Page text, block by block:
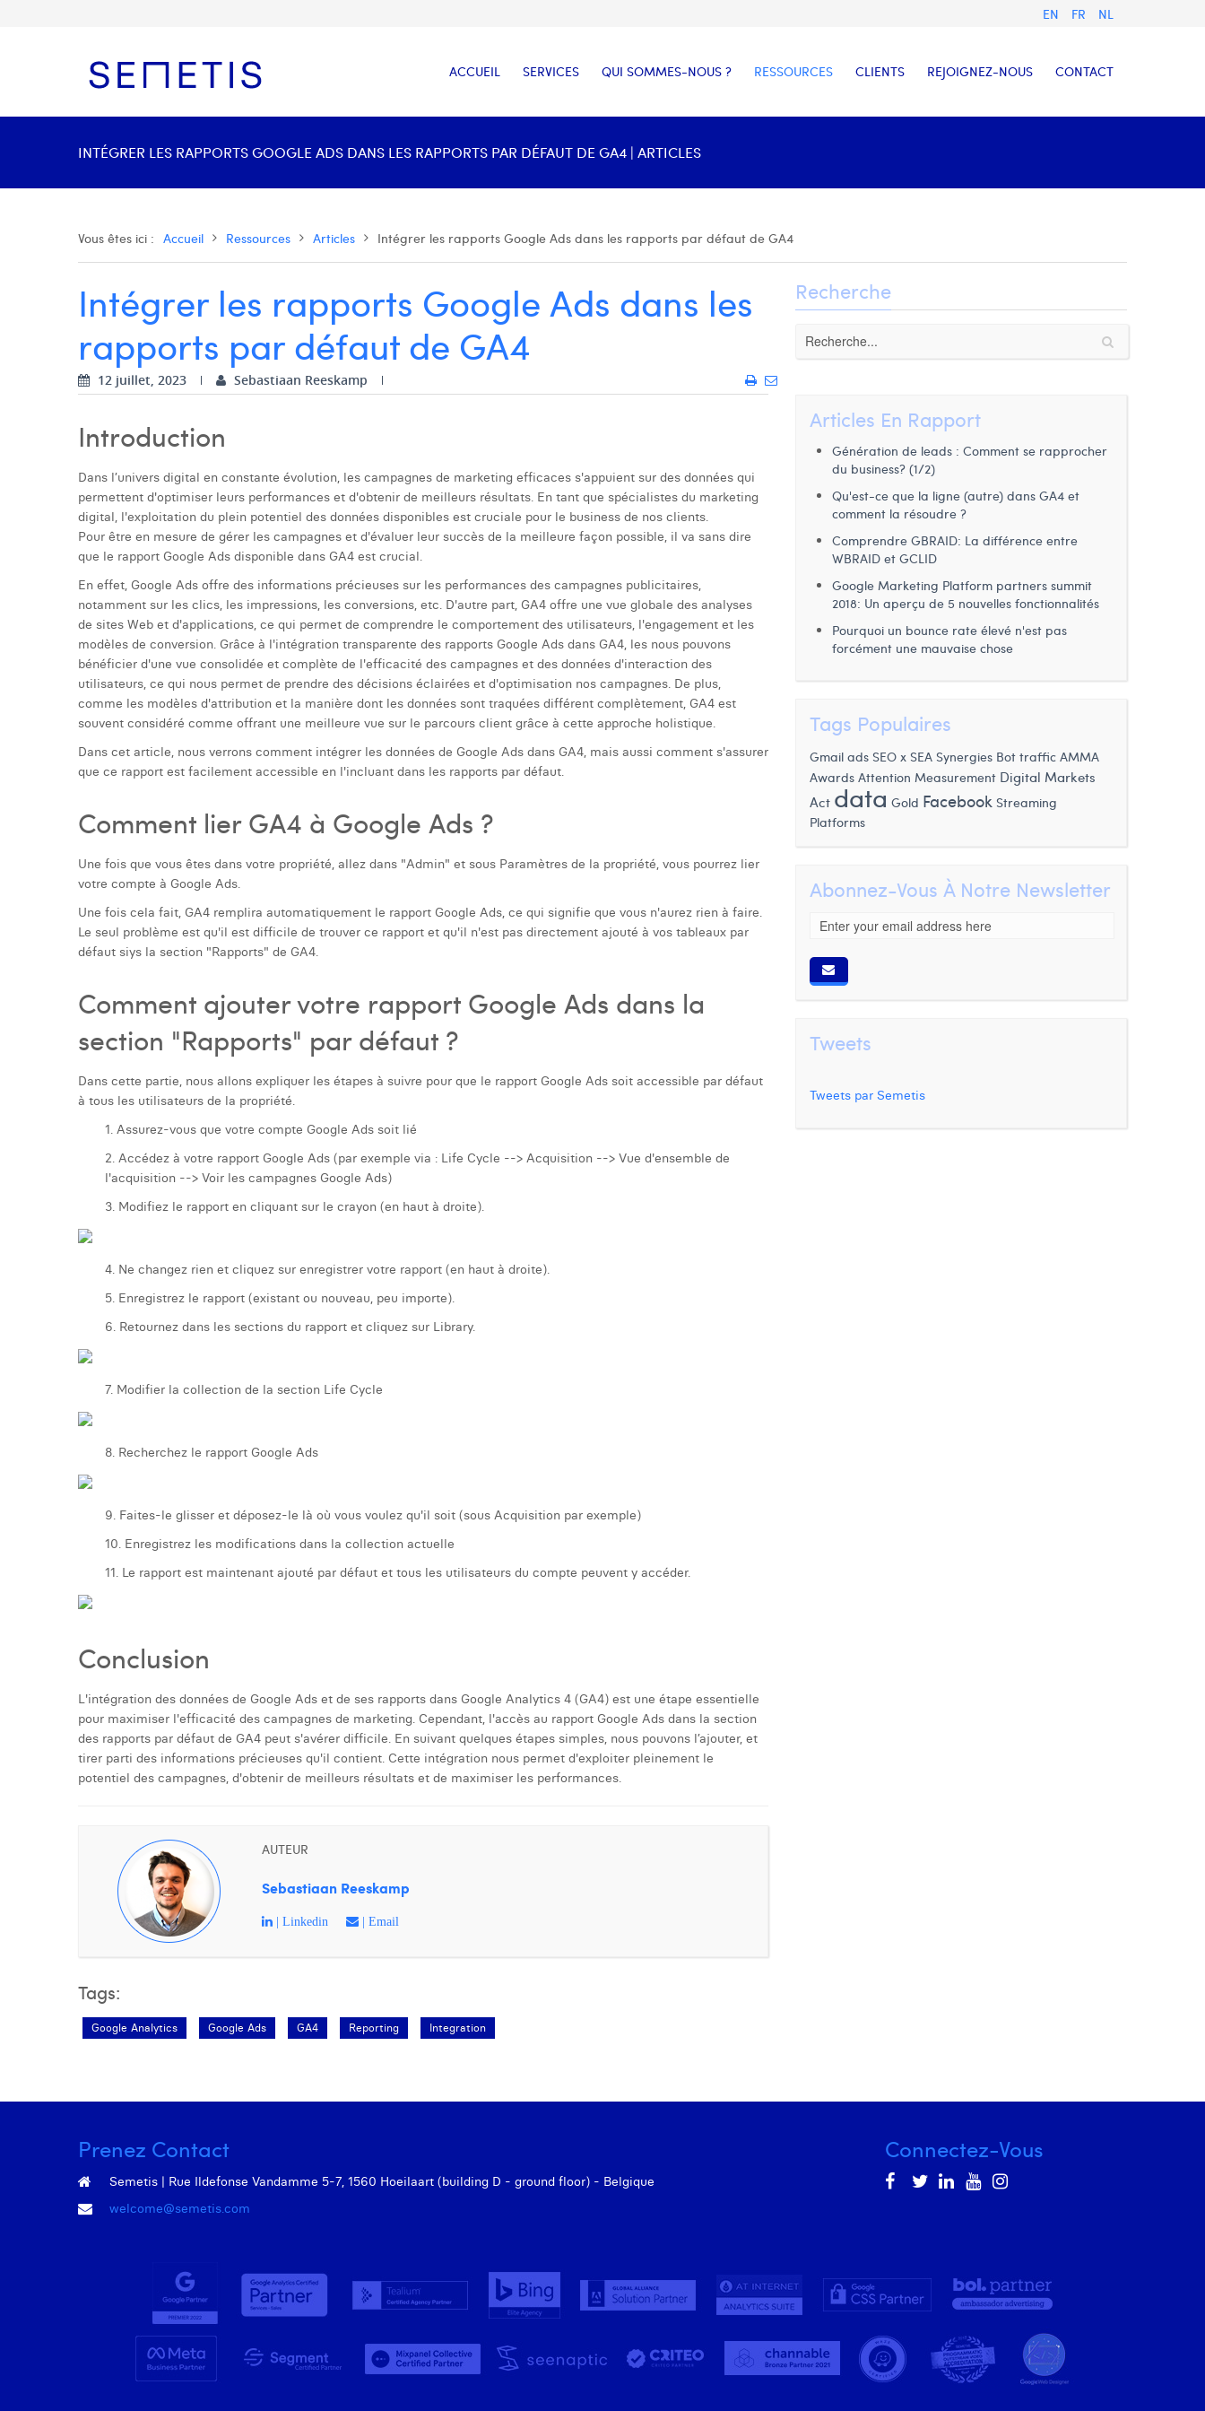
EN FR NL
ACCUEIL SERVICES QUI SOMMES-NOUS ? RESSOURCES CLIENTS REJOIGNEZ-NOUS CONTACT
INTÉGRER LES RAPPORTS GOOGLE ADS DANS LES RAPPORTS PAR DÉFAUT DE GA4 | ARTICLES
Vous êtes ici : Accueil Ressources Articles Intégrer les rapports Google Ads dans les rapports par défaut de GA4
Intégrer les rapports Google Ads dans les
rapports par défaut de GA4
12 juillet, 2023 Sebastiaan Reeskamp
Introduction
Dans l’univers digital en constante évolution, les campagnes de marketing efficaces s'appuient sur des données qui
permettent d'optimiser leurs performances et d'obtenir de meilleurs résultats. En tant que spécialistes du marketing
digital, l'exploitation du plein potentiel des données disponibles est cruciale pour le business de nos clients.
Pour être en mesure de gérer les campagnes et d'évaluer leur succès de la meilleure façon possible, il va sans dire
que le rapport Google Ads disponible dans GA4 est crucial.
En effet, Google Ads offre des informations précieuses sur les performances des campagnes publicitaires,
notamment sur les clics, les impressions, les conversions, etc. D'autre part, GA4 offre une vue globale des analyses
de sites Web et d'applications, ce qui permet de comprendre le comportement des utilisateurs, l'engagement et les
modèles de conversion. Grâce à l'intégration transparente des rapports Google Ads dans GA4, les nous pouvons
bénéficier d'une vue consolidée et complète de l'efficacité des campagnes et des données d'interaction des
utilisateurs, ce qui nous permet de prendre des décisions éclairées et d'optimisation nos campagnes. De plus,
comme les modèles d'attribution et la manière dont les données sont traquées différent complètement, GA4 est
souvent considéré comme offrant une meilleure vue sur le parcours client grâce à cette approche holistique.
Dans cet article, nous verrons comment intégrer les données de Google Ads dans GA4, mais aussi comment s'assurer
que ce rapport est facilement accessible en l'incluant dans les rapports par défaut.
Comment lier GA4 à Google Ads ?
Une fois que vous êtes dans votre propriété, allez dans "Admin" et sous Paramètres de la propriété, vous pourrez lier
votre compte à Google Ads.
Une fois cela fait, GA4 remplira automatiquement le rapport Google Ads, ce qui signifie que vous n'aurez rien à faire.
Le seul problème est qu'il est difficile de trouver ce rapport et qu'il n'est pas directement ajouté à vos tableaux par
défaut siys la section "Rapports" de GA4.
Comment ajouter votre rapport Google Ads dans la
section "Rapports" par défaut ?
Dans cette partie, nous allons expliquer les étapes à suivre pour que le rapport Google Ads soit accessible par défaut
à tous les utilisateurs de la propriété.
1. Assurez-vous que votre compte Google Ads soit lié
2. Accédez à votre rapport Google Ads (par exemple via : Life Cycle --> Acquisition --> Vue d'ensemble de
l'acquisition --> Voir les campagnes Google Ads)
3. Modifiez le rapport en cliquant sur le crayon (en haut à droite).
4. Ne changez rien et cliquez sur enregistrer votre rapport (en haut à droite).
5. Enregistrez le rapport (existant ou nouveau, peu importe).
6. Retournez dans les sections du rapport et cliquez sur Library.
7. Modifier la collection de la section Life Cycle
8. Recherchez le rapport Google Ads
9. Faites-le glisser et déposez-le là où vous voulez qu'il soit (sous Acquisition par exemple)
10. Enregistrez les modifications dans la collection actuelle
11. Le rapport est maintenant ajouté par défaut et tous les utilisateurs du compte peuvent y accéder.
Conclusion
L'intégration des données de Google Ads et de ses rapports dans Google Analytics 4 (GA4) est une étape essentielle
pour maximiser l'efficacité des campagnes de marketing. Cependant, l'accès au rapport Google Ads dans la section
des rapports par défaut de GA4 peut s'avérer difficile. En suivant quelques étapes simples, nous pouvons l’ajouter, et
tirer parti des informations précieuses qu'il contient. Cette intégration nous permet d'exploiter pleinement le
potentiel des campagnes, d'obtenir de meilleurs résultats et de maximiser les performances.
AUTEUR
Sebastiaan Reeskamp
| Linkedin | Email
Tags:
Google Analytics Google Ads GA4 Reporting Integration
Recherche
Articles En Rapport
Génération de leads : Comment se rapprocher
du business? (1/2)
Qu'est-ce que la ligne (autre) dans GA4 et
comment la résoudre ?
Comprendre GBRAID: La différence entre
WBRAID et GCLID
Google Marketing Platform partners summit
2018: Un aperçu de 5 nouvelles fonctionnalités
Pourquoi un bounce rate élevé n'est pas
forcément une mauvaise chose
Tags Populaires
Gmail ads SEO x SEA Synergies Bot traffic AMMA
Awards Attention Measurement Digital Markets
Act data Gold Facebook Streaming
Platforms
Abonnez-Vous À Notre Newsletter
Tweets
Tweets par Semetis
Prenez Contact
Semetis | Rue Ildefonse Vandamme 5-7, 1560 Hoeilaart (building D - ground floor) - Belgique
welcome@semetis.com
Connectez-Vous